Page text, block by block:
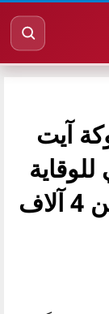
آيت
المدنية وتستعرض أزيد من 4 آلاف